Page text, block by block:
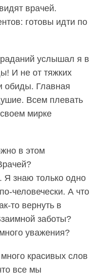
врачей.
готовы идти по
услышал я в
И не от тяжких
обиды. Главная
Всем плевать
мирке
в этом
Я знаю только одно
человечески. А что
то вернуть в
заимной заботы?
уважения?
красивых слов
все мы